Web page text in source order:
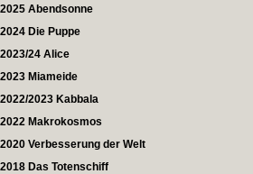
2025 Abendsonne
2024 Die Puppe
2023/24 Alice
2023 Miameide
2022/2023 Kabbala
2022 Makrokosmos
2020 Verbesserung der Welt
2018 Das Totenschiff